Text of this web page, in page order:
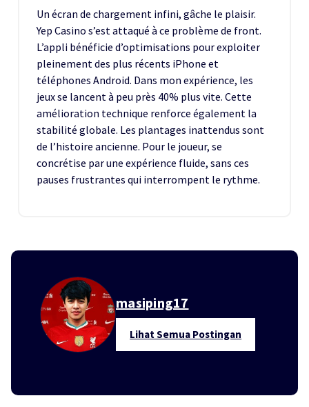
Un écran de chargement infini, gâche le plaisir.
Yep Casino s’est attaqué à ce problème de front.
L’appli bénéficie d’optimisations pour exploiter
pleinement des plus récents iPhone et
téléphones Android. Dans mon expérience, les
jeux se lancent à peu près 40% plus vite. Cette
amélioration technique renforce également la
stabilité globale. Les plantages inattendus sont
de l’histoire ancienne. Pour le joueur, se
concrétise par une expérience fluide, sans ces
pauses frustrantes qui interrompent le rythme.
masiping17
Lihat Semua Postingan